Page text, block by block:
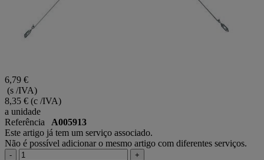
6,79 €
(s /IVA)
8,35 € (c /IVA)
a unidade
Referência A005913
Este artigo já tem um serviço associado.
Não é possível adicionar o mesmo artigo com diferentes serviços.
- +